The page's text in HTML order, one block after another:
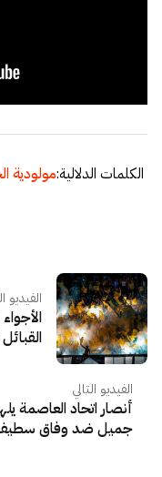
الكلمات الدلالية:مولودية
الفيديو
الفيديو التالي
أنصار اتحاد العاصمة
جميل ضد وفاق